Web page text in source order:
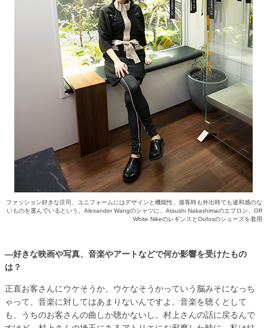
ファッション好きな庄司、ユニフォームにはデザインと機能性、接客時も外出時でも違和感のな
いものを選んでいるという。Alexander Wangのシャツに、Atsushi Nakashimaのエプロン、Off
White NikeのレギンスとOofosのシューズを着用
―好きな映画や写真、音楽やアートなどで何か影響を受けたもの
は？
正直お客さんにウケそうか、ウケなそうかっていう脳みそになっち
ゃって、音楽に対してはあまりないんですよ。音楽を聴くとして
も、うちのお客さんの曲しか聴かないし。村上さんの話に戻るんで